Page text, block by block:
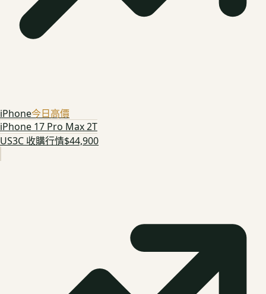
iPhone今日高價
iPhone 17 Pro Max 2T
US3C 收購行情$44,900